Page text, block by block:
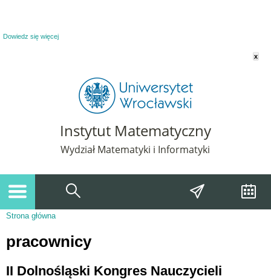
Dowiedz się więcej
x
Instytut Matematyczny
Wydział Matematyki i Informatyki
Strona główna
pracownicy
II Dolnośląski Kongres Nauczycieli